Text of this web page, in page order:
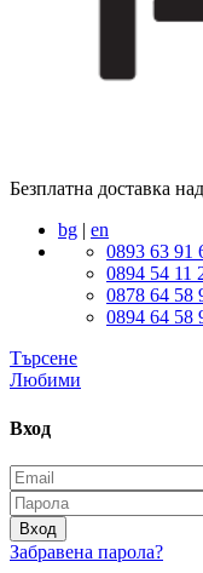
Безплатна доставка
bg | en
0893 63 91
0894 54 11
0878 64 58
0894 64 58
Търсене
Любими
Вход
Вход
Забравена парола?